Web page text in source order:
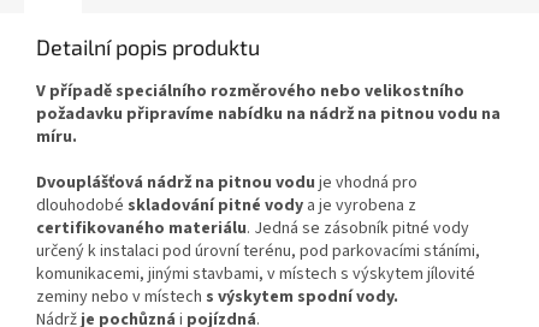
Detailní popis produktu
V případě speciálního rozměrového nebo velikostního
požadavku připravíme nabídku na nádrž na pitnou vodu na
míru.
Dvouplášťová nádrž na pitnou vodu je vhodná pro
dlouhodobé skladování pitné vody a je vyrobena z
certifikovaného materiálu. Jedná se zásobník pitné vody
určený k instalaci pod úrovní terénu, pod parkovacími stáními,
komunikacemi, jinými stavbami, v místech s výskytem jílovité
zeminy nebo v místech s výskytem spodní vody.
Nádrž je pochůzná i pojízdná.